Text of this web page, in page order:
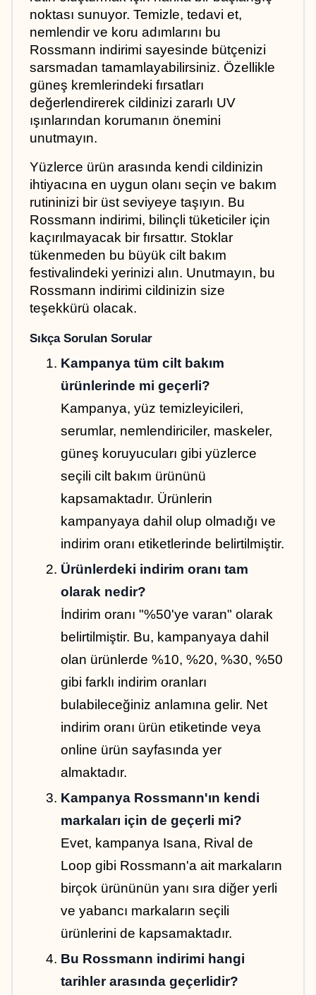
noktası sunuyor. Temizle, tedavi et,
nemlendir ve koru adımlarını bu
Rossmann indirimi sayesinde bütçenizi
sarsmadan tamamlayabilirsiniz. Özellikle
güneş kremlerindeki fırsatları
değerlendirerek cildinizi zararlı UV
ışınlarından korumanın önemini
unutmayın.
Yüzlerce ürün arasında kendi cildinizin
ihtiyacına en uygun olanı seçin ve bakım
rutininizi bir üst seviyeye taşıyın. Bu
Rossmann indirimi, bilinçli tüketiciler için
kaçırılmayacak bir fırsattır. Stoklar
tükenmeden bu büyük cilt bakım
festivalindeki yerinizi alın. Unutmayın, bu
Rossmann indirimi cildinizin size
teşekkürü olacak.
Sıkça Sorulan Sorular
Kampanya tüm cilt bakım
ürünlerinde mi geçerli?
Kampanya, yüz temizleyicileri,
serumlar, nemlendiriciler, maskeler,
güneş koruyucuları gibi yüzlerce
seçili cilt bakım ürününü
kapsamaktadır. Ürünlerin
kampanyaya dahil olup olmadığı ve
indirim oranı etiketlerinde belirtilmiştir.
Ürünlerdeki indirim oranı tam
olarak nedir?
İndirim oranı "%50'ye varan" olarak
belirtilmiştir. Bu, kampanyaya dahil
olan ürünlerde %10, %20, %30, %50
gibi farklı indirim oranları
bulabileceğiniz anlamına gelir. Net
indirim oranı ürün etiketinde veya
online ürün sayfasında yer
almaktadır.
Kampanya Rossmann'ın kendi
markaları için de geçerli mi?
Evet, kampanya Isana, Rival de
Loop gibi Rossmann'a ait markaların
birçok ürününün yanı sıra diğer yerli
ve yabancı markaların seçili
ürünlerini de kapsamaktadır.
Bu Rossmann indirimi hangi
tarihler arasında geçerlidir?